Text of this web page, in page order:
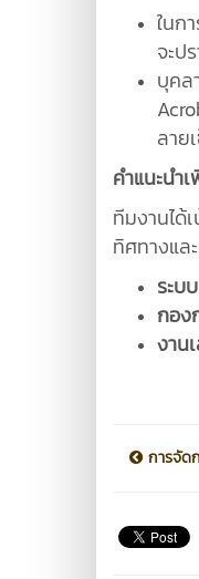
ในก
จะป
บุคล
ลาย
คำแนะนำ
ทีมงานได้
ทิศทางแล
ระบ
กอง
งาน
การจัด